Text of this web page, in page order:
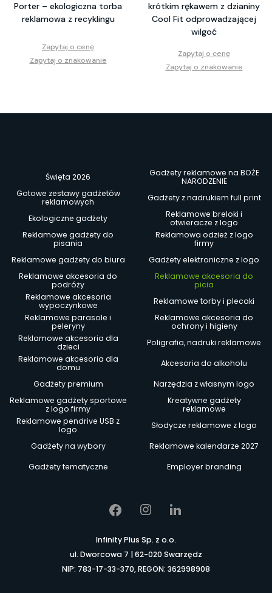
Porter – ekologiczna torba
reklamowa z recyklingu
Zapytaj o cenę
Zapytaj o znakowanie
krótkim rękawem z dzianiny
Cool Fit odprowadzającej
wilgoć
Zapytaj o cenę
Zapytaj o znakowanie
Święta 2026
Gadżety reklamowe na BOŻE
NARODZENIE
Gotowe zestawy gadżetów
reklamowych
Gadżety z nadrukiem full print
Ekologiczne gadżety
Reklamowe breloki i
otwieracze z logo
Reklamowe gadżety do
pisania
Reklamowa odzież z logo
firmy
Reklamowe gadżety do biura
Gadżety elektroniczne z logo
Reklamowe akcesoria do
podróży
Reklamowe akcesoria do
picia
Reklamowe akcesoria
wypoczynkowe
Reklamowe torby i plecaki
Reklamowe parasole i
peleryny
Reklamowe akcesoria do
ochrony i higieny
Reklamowe akcesoria dla
dzieci
Poligrafia, nadruki reklamowe
Reklamowe akcesoria dla
domu
Akcesoria do alkoholu
Gadżety premium
Narzędzia z własnym logo
Reklamowe gadżety sportowe
z logo firmy
Kreatywne gadżety
reklamowe
Reklamowe pendrive USB z
logo
Słodycze reklamowe z logo
Gadżety na wybory
Reklamowe kalendarze 2027
Gadżety tematyczne
Employer branding
Infinity Plus Sp. z o.o.
ul. Dworcowa 7 | 62-020 Swarzędz
NIP: 783-17-33-370, REGON: 362998908